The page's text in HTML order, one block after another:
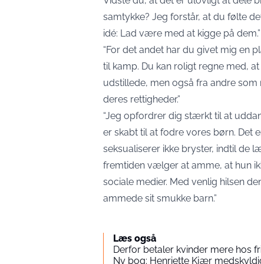
samtykke? Jeg forstår, at du følte
idé: Lad være med at kigge på dem.”
“For det andet har du givet mig en
til kamp. Du kan roligt regne med,
udstillede, men også fra andre
deres rettigheder.”
“Jeg opfordrer dig stærkt til at
er skabt til at fodre vores børn. Det
seksualiserer ikke bryster, indtil de
fremtiden vælger at amme, at hun
sociale medier. Med venlig hilsen
ammede sit smukke barn.”
Læs også
Derfor betaler kvinder mere hos
Ny bog: Henriette Kjær